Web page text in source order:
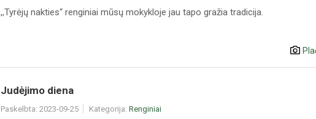
,,Tyrėjų nakties“ renginiai mūsų mokykloje jau tapo gražia tradicija.
Judėjimo diena
Paskelbta: 2023-09-25 Kategorija: Renginiai